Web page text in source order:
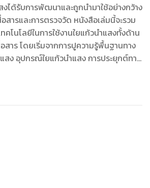
งได้รับการพัฒนาและถูกนำมาใช้อย่างกว้าง
ารและการตรวจวัด หนังสือเล่มนี้จะรวม
คโนโลยีในการใช้งานใยแก้วนำแสงทั้งด้าน
สาร โดยเริ่มจากการปูความรู้พื้นฐานทาง
สง อุปกรณ์ใยแก้วนำแสง การประยุกต์ทาง
สื่อสาร และเรื่องของการประมวล